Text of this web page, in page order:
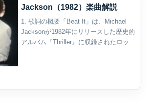
Jackson（1982）楽曲解説
1. 歌詞の概要「Beat It」は、Michael
Jacksonが1982年にリリースした歴史的
アルバム『Thriller』に収録されたロック